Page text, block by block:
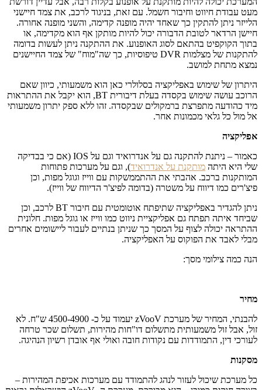
חיווט וחיבור חשמל. עם זאת, בניגוד לרכב, את צמד חיישני
ניתן להתקין כך שאחד יהיה מופנה קדימה, והשני מופנה אחורה.
הרדאר לטובת הדבורה יכול להיות מותקן אף הוא מקדימה, או
הקוקפיט בהתאם לסוג האופנוע. את ההתקנה ניתן לעשות בדומה
להתקנות של מצלמות DVR טיפוסיות, כך שה"מוח" של צמד החיישנים
מתחת למושב.
של שימוש באפליקציה בסלולרי כאן הוא משמעותי, כיוון שאם
הרוכב עושה שימוש בקסדה בעלת דיבורית BT, הוא יקבל את ההתראות
כהודעה מתפרצת ברמקולים שבקסדה. זהו ללא ספק יתרון משמעותי
כל גלאי מכמונות אחר.
כאמור – ניתנת להתקנה גם על אנדרואיד וגם על IOS (אם כי בבדיקה
היא היתהמותקנת על אנדרואיד), וגם על מערכות פתוחות
ברכב. אהבתי את ההתממשקות עם ווייז וגוגל מפות, וכן
כמו דיווח על משטרה (בדומה לפיצ'ר הדיווח של ווייז).
ניתן להגדיר באפליקציה שתיפתח אוטומטית עם חיבור BT לרכב, וכן
איתה תפתח גם אפליקציית ניווט כמו ווייז או גוגל מפות. חלונית
יכולה לצוף על המסך כך שניתן בנתיים לעבור ליישומים אחרים
לאבד את הפוקוס על האפליקציה.
צילומי מסך:
להבנתי, המחיר של מערכת zVooV יעמוד על כ- 4500-4900 ש"ח. לא
אבל זול משמעותית מתשלום דו"חות מהירות, תשלום שכר טרחה
דין, התמודדות עם נקודות חובה ואולי אף אובדן רשיון הנהיגה.
שיכול לעזור לנהג להתמודד עם מערכות אכיפת המהירות –